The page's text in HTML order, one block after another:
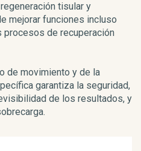
tisular y
mejorar funciones incluso
de recuperación
de movimiento y de la
garantiza la seguridad,
de los resultados, y